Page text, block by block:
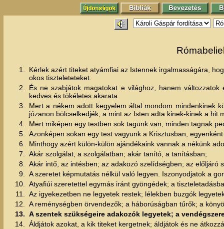
1.
Kérlek azért titeket atyámfiai az Istennek irgalmasságára,
okos tiszteleteteket.
2.
És ne szabjátok magatokat e világhoz, hanem
kedves és tökéletes akarata.
3.
Mert a nékem adott kegyelem által mondom mindenkinek
józanon bölcselkedjék, a mint az Isten adta kinek-kinek a hit
4.
Mert miképen egy testben sok tagunk van, minden tagnak
5.
Azonképen sokan egy test vagyunk a Krisztusban,
6.
Minthogy azért külön-külön ajándékaink vannak a nékünk
7.
Akár szolgálat, a szolgálatban; akár tanító, a tanításban;
8.
Akár intő, az intésben; az adakozó szelídségben; az
9.
A szeretet képmutatás nélkül való legyen. Iszonyodjatok a
10.
Atyafiúi szeretettel egymás iránt gyöngédek; a
11.
Az igyekezetben ne legyetek restek; lélekben buzgók
12.
A reménységben örvendezők; a háborúságban tűrők; a
13. A szentek szükségeire adakozók legyetek; a
14.
Áldjátok azokat, a kik titeket kergetnek; áldjátok és ne